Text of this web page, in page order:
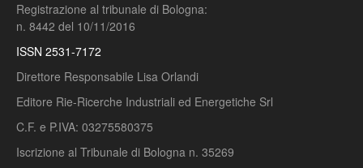
Registrazione al tribunale di Bologna:
n. 8442 del 10/11/2016
ISSN 2531-7172
Direttore Responsabile Lisa Orlandi
Editore Rie-Ricerche Industriali ed Energetiche Srl
C.F. e P.IVA: 03275580375
Iscrizione al Tribunale di Bologna n. 35269